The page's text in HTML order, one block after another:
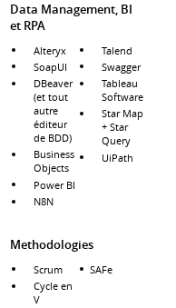
Data Management, BI
et RPA
Alteryx
SoapUI
DBeaver
(et tout
autre
éditeur
de BDD)
Business
Objects
Power BI
N8N
Talend
Swagger
Tableau
Software
Star Map
+ Star
Query
UiPath
Methodologies
Scrum
Cycle en
V
SAFe